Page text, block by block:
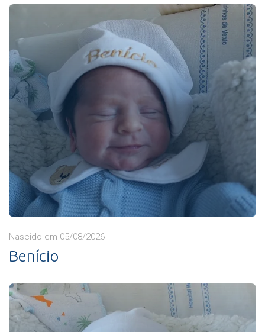
Nascido em 05/08/2026
Benício